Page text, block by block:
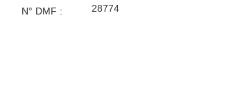
N° DMF : 28774